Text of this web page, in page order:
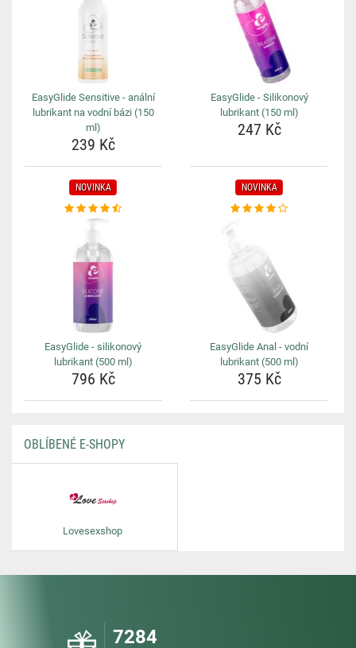
EasyGlide Sensitive - anální
lubrikant na vodní bázi (150
ml)
239 Kč
EasyGlide - Silikonový
lubrikant (150 ml)
247 Kč
NOVINKA
EasyGlide - silikonový
lubrikant (500 ml)
796 Kč
NOVINKA
EasyGlide Anal - vodní
lubrikant (500 ml)
375 Kč
OBLÍBENÉ E-SHOPY
Lovesexshop
7284